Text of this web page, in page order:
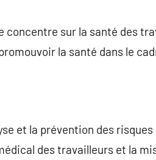
concentre sur la santé des
la santé dans le
et la prévention des risques
des travailleurs et la